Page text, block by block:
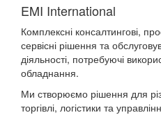
EMI International
Комплексні консалтингові,
сервісні рішення та
діяльності, потребуючі
обладнання.
Ми створюємо рішення для
торгівлі, логістики та